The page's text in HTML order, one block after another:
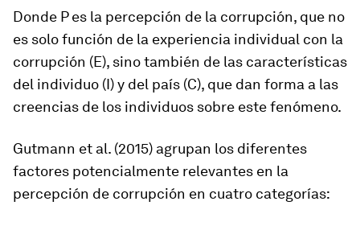
Donde P es la percepción de la corrupción, que no
es solo función de la experiencia individual con la
corrupción (E), sino también de las características
del individuo (I) y del país (C), que dan forma a las
creencias de los individuos sobre este fenómeno.
Gutmann et al. (2015) agrupan los diferentes
factores potencialmente relevantes en la
percepción de corrupción en cuatro categorías: